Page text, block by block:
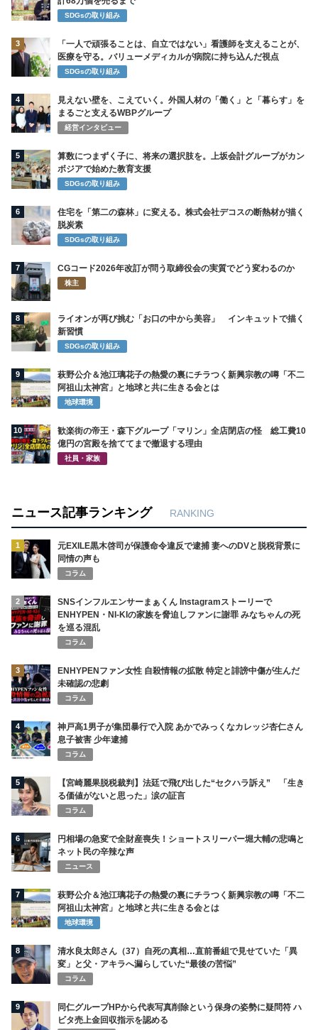
SDGsの取り組み
3
「一人で頑張ることは、自立ではない」看護師を支えることが、
医療を守る。バリューメディカルが病院に持ち込んだ視点
SDGsの取り組み
4
見えない壁を、こえていく。外国人材の「働く」と「暮らす」を
まるごと支えるWBPグループ
経営インタビュー
5
算数につまずく子に、将来の選択肢を。上坂会計グループがカン
ボジアで始めた教育支援
SDGsの取り組み
6
住宅を「第二の森林」に変える。株式会社デコスの断熱材が描く
脱炭素
SDGsの取り組み
7 CGコード2026年改訂が問う取締役会の実質でどう変わるのか
株主
8
ライオンが再び挑む「お口の中から美容」 インキュットで描く
新習慣
SDGsの取り組み
9
萩野公介＆池江璃花子の熱愛の裏にチラつく新興宗教の噂「不二
阿祖山太神宮」と地球と共に生きる会とは
地球環境
10
歓楽街の帝王・森下グループ「マリン」全店閉店の怪 総工費10
億円の宮殿を捨ててまで撤退する理由
社員・家族
ニュース記事ランキング RANKING
1
元EXILE黒木啓司が保護命令違反で逮捕 妻へのDVと脱税背景に
同情の声も
コラム
2
SNSインフルエンサーまぁくん Instagramストーリーで
ENHYPEN・NI-KIの家族を脅迫しファンに謝罪 みなちゃんの死
を巡る混乱
コラム
3
ENHYPENファン女性 自殺情報の拡散 特定と誹謗中傷が生んだ
未確認の悲劇
コラム
4
神戸高1男子が集団暴行で入院 あかでみっくなカレッジ杏仁さん
息子被害 少年逮捕
コラム
5
【宮崎麗果脱税裁判】法廷で飛び出した“セクハラ訴え” 「生き
る価値がないと思った」涙の証言
コラム
6
円相場の急変で全財産喪失！ショートスリーパー堀大輔の悲鳴と
ネット民の辛辣な声
ニュース
7
萩野公介＆池江璃花子の熱愛の裏にチラつく新興宗教の噂「不二
阿祖山太神宮」と地球と共に生きる会とは
地球環境
8
清水良太郎さん（37）自死の真相…直前番組で見せていた「異
変」と父・アキラへ漏らしていた“最後の苦悩”
コラム
9
同仁グループHPから代表写真削除という保身の姿勢に疑問符 ハ
ビタ売上金回収指示を認める